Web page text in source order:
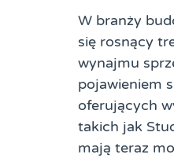
W branży
się rosnący
wynajmu
pojawieniem
oferujących
takich jak
mają teraz